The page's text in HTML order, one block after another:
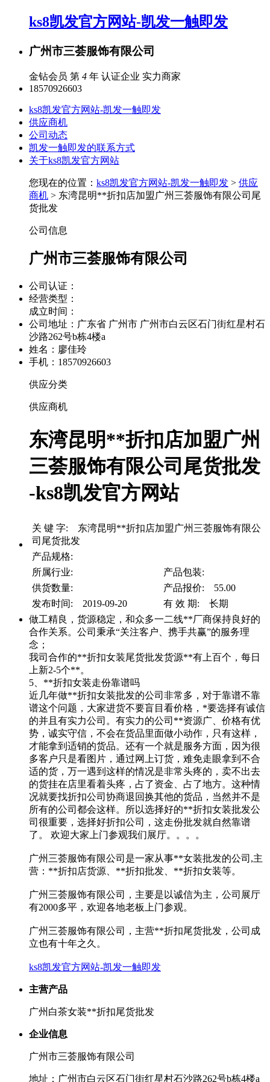
ks8凯发官方网站-凯发一触即发
广州市三荟服饰有限公司
金钻会员 第 4 年 认证企业 实力商家
18570926603
ks8凯发官方网站-凯发一触即发
供应商机
公司动态
凯发一触即发的联系方式
关于ks8凯发官方网站
您现在的位置： ks8凯发官方网站-凯发一触即发 > 供应
商机 > 东湾昆明**折扣店加盟广州三荟服饰有限公司尾
货批发
公司信息
广州市三荟服饰有限公司
公司认证：
经营类型：
成立时间：
公司地址： 广东省 广州市 广州市白云区石门街红星村石
沙路262号b栋4楼a
姓名：廖佳玲
手机：18570926603
供应分类
供应商机
东湾昆明**折扣店加盟广州
三荟服饰有限公司尾货批发
-ks8凯发官方网站
关 键 字: 东湾昆明**折扣店加盟广州三荟服饰有限公
司尾货批发
产品规格:
所属行业:
产品包装:
供货数量:
产品报价: 55.00
发布时间: 2019-09-20
有 效 期: 长期
做工精良，货源稳定，和众多一二线**厂商保持良好的
合作关系。公司秉承“关注客户、携手共赢”的服务理
念；
我司合作的**折扣女装尾货批发货源**有上百个，每日
上新2-5个**。
5、**折扣女装走份靠谱吗
近几年做**折扣女装批发的公司非常多，对于靠谱不靠
谱这个问题，大家进货不要盲目看价格，*要选择有诚信
的并且有实力公司。有实力的公司**资源广、价格有优
势，诚实守信，不会在货品里面做小动作，只有这样，
才能拿到适销的货品。还有一个就是服务方面，因为很
多客户只是看图片，通过网上订货，难免走眼拿到不合
适的货，万一遇到这样的情况是非常头疼的，卖不出去
的货挂在店里看着头疼，占了资金、占了地方。这种情
况就要找折扣公司协商退回换其他的货品，当然并不是
所有的公司都会这样。所以选择好的**折扣女装批发公
司很重要，选择好折扣公司，这走份批发就自然靠谱
了。 欢迎大家上门参观我们展厅。。。。
广州三荟服饰有限公司是一家从事**女装批发的公司,主
营：**折扣店货源、**折扣批发、**折扣女装等。
广州三荟服饰有限公司，主要是以诚信为主，公司展厅
有2000多平，欢迎各地老板上门参观。
广州三荟服饰有限公司，主营**折扣尾货批发，公司成
立也有十年之久。
ks8凯发官方网站-凯发一触即发
主营产品
广州白茶女装**折扣尾货批发
企业信息
广州市三荟服饰有限公司
地址：广州市白云区石门街红星村石沙路262号b栋4楼a